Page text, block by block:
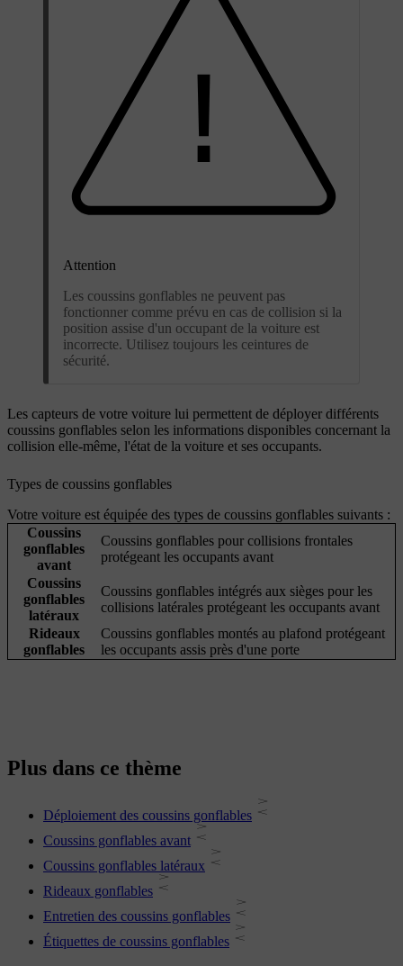
Attention
Les coussins gonflables ne peuvent pas
fonctionner comme prévu en cas de collision si la
position assise d'un occupant de la voiture est
incorrecte. Utilisez toujours les ceintures de
sécurité.
Les capteurs de votre voiture lui permettent de déployer différents
coussins gonflables selon les informations disponibles concernant la
collision elle-même, l'état de la voiture et ses occupants.
Types de coussins gonflables
Votre voiture est équipée des types de coussins gonflables suivants :
Coussins
gonflables
avant
Coussins gonflables pour collisions frontales
protégeant les occupants avant
Coussins
gonflables
latéraux
Coussins gonflables intégrés aux sièges pour les
collisions latérales protégeant les occupants avant
Rideaux
gonflables
Coussins gonflables montés au plafond protégeant
les occupants assis près d'une porte
Plus dans ce thème
Déploiement des coussins gonflables
Coussins gonflables avant
Coussins gonflables latéraux
Rideaux gonflables
Entretien des coussins gonflables
Étiquettes de coussins gonflables